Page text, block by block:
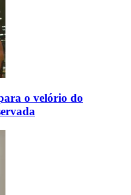
o velório do